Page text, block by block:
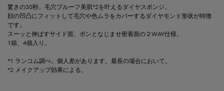
驚きの30秒、毛穴プルーフ美肌*2を叶えるダイヤスポンジ。
顔の凹凸にフィットして毛穴や色ムラをカバーするダイヤモンド形状が特徴
です。
スーッと伸ばすサイド面、ポンとなじませ密着面の２WAY仕様。
1箱、4個入り。
*1 ランコム調べ。個人差があります。最長の場合において。
*2 メイクアップ効果による。